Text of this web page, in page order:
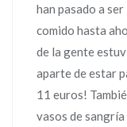
han pasado a
comido hasta
de la gente
aparte de estar
11 euros!
vasos de